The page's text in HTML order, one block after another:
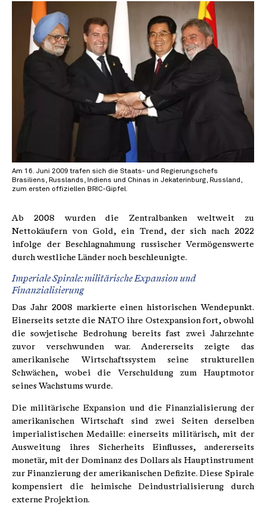
Am 16. Juni 2009 trafen sich die Staats- und Regierungschefs
Brasiliens, Russlands, Indiens und Chinas in Jekaterinburg, Russland,
zum ersten offiziellen BRIC-Gipfel.
Ab 2008 wurden die Zentralbanken weltweit zu
Nettokäufern von Gold, ein Trend, der sich nach 2022
infolge der Beschlagnahmung russischer Vermögenswerte
durch westliche Länder noch beschleunigte.
Imperiale Spirale: militärische Expansion und
Finanzialisierung
Das Jahr 2008 markierte einen historischen Wendepunkt.
Einerseits setzte die NATO ihre Ostexpansion fort, obwohl
die sowjetische Bedrohung bereits fast zwei Jahrzehnte
zuvor verschwunden war. Andererseits zeigte das
amerikanische Wirtschaftssystem seine strukturellen
Schwächen, wobei die Verschuldung zum Hauptmotor
seines Wachstums wurde.
Die militärische Expansion und die Finanzialisierung der
amerikanischen Wirtschaft sind zwei Seiten derselben
imperialistischen Medaille: einerseits militärisch, mit der
Ausweitung ihres Sicherheits Einflusses, andererseits
monetär, mit der Dominanz des Dollars als Hauptinstrument
zur Finanzierung der amerikanischen Defizite. Diese Spirale
kompensiert die heimische Deindustrialisierung durch
externe Projektion.